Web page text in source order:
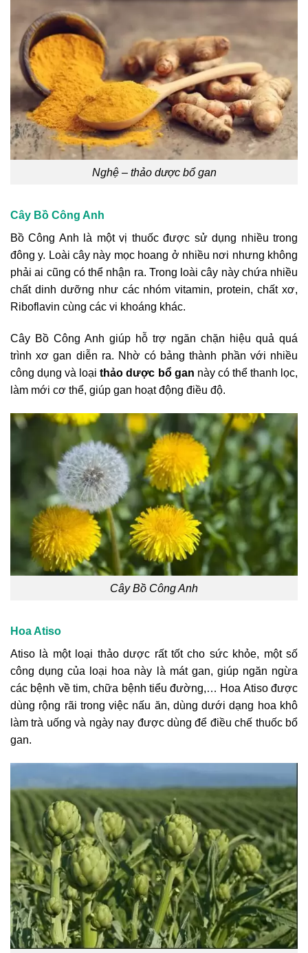
Nghệ – thảo dược bổ gan
Cây Bồ Công Anh
Bồ Công Anh là một vị thuốc được sử dụng nhiều trong
đông y. Loài cây này mọc hoang ở nhiều nơi nhưng không
phải ai cũng có thể nhận ra. Trong loài cây này chứa nhiều
chất dinh dưỡng như các nhóm vitamin, protein, chất xơ,
Riboflavin cùng các vi khoáng khác.
Cây Bồ Công Anh giúp hỗ trợ ngăn chặn hiệu quả quá
trình xơ gan diễn ra. Nhờ có bảng thành phần với nhiều
công dụng và loạithảo dược bổ gan này có thể thanh lọc,
làm mới cơ thể, giúp gan hoạt động điều độ.
Cây Bồ Công Anh
Hoa Atiso
Atiso là một loại thảo dược rất tốt cho sức khỏe, một số
công dụng của loại hoa này là mát gan, giúp ngăn ngừa
các bệnh về tim, chữa bệnh tiểu đường,… Hoa Atiso được
dùng rộng rãi trong việc nấu ăn, dùng dưới dạng hoa khô
làm trà uống và ngày nay được dùng để điều chế thuốc bổ
gan.